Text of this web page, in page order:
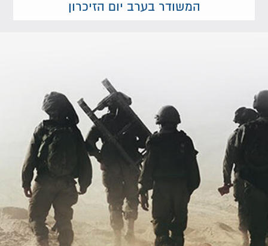
המשודר בערב יום הזיכרון